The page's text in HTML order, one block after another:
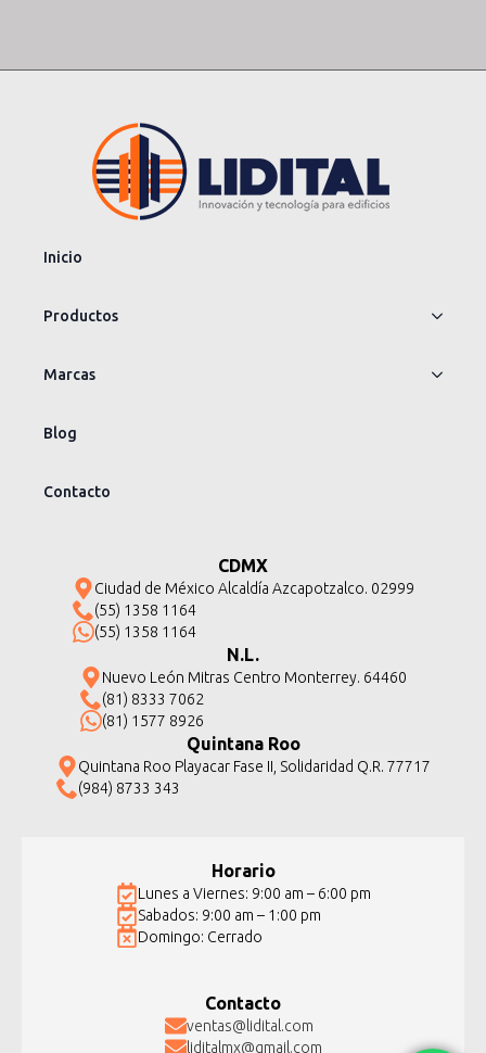
Inicio
Productos
Marcas
Blog
Contacto
CDMX
Ciudad de México Alcaldía Azcapotzalco. 02999
(55) 1358 1164
(55) 1358 1164
N.L.
Nuevo León Mitras Centro Monterrey. 64460
(81) 8333 7062
(81) 1577 8926
Quintana Roo
Quintana Roo Playacar Fase II, Solidaridad Q.R. 77717
(984) 8733 343
Horario
Lunes a Viernes: 9:00 am – 6:00 pm
Sabados: 9:00 am – 1:00 pm
Domingo: Cerrado
Contacto
ventas@lidital.com
liditalmx@gmail.com